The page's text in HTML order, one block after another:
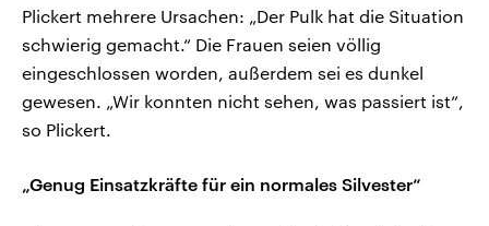
Plickert mehrere Ursachen: „Der Pulk hat die Situation
schwierig gemacht.“ Die Frauen seien völlig
eingeschlossen worden, außerdem sei es dunkel
gewesen. „Wir konnten nicht sehen, was passiert ist“,
so Plickert.
„Genug Einsatzkräfte für ein normales Silvester“